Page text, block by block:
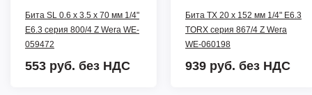
Бита SL 0.6 x 3.5 x 70 мм 1/4"
E6.3 серия 800/4 Z Wera WE-
059472
553 руб. без НДС
Бита TX 20 x 152 мм 1/4" E6.3
TORX серия 867/4 Z Wera
WE-060198
939 руб. без НДС